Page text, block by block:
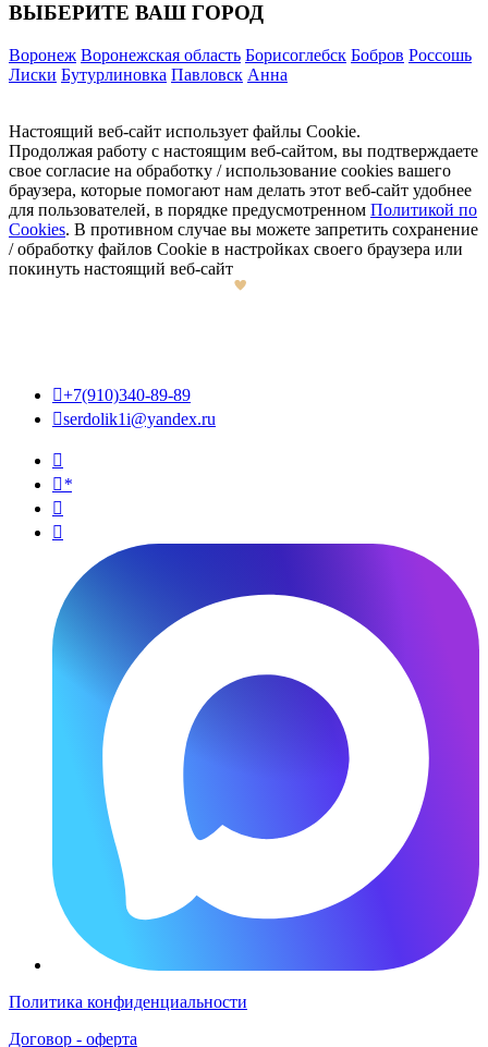
ВЫБЕРИТЕ ВАШ ГОРОД
Воронеж Воронежская область Борисоглебск Бобров Россошь
Лиски Бутурлиновка Павловск Анна
Настоящий веб-сайт использует файлы Cookie.
Продолжая работу с настоящим веб-сайтом, вы подтверждаете
свое согласие на обработку / использование cookies вашего
браузера, которые помогают нам делать этот веб-сайт удобнее
для пользователей, в порядке предусмотренном Политикой по
Cookies. В противном случае вы можете запретить сохранение
/ обработку файлов Cookie в настройках своего браузера или
покинуть настоящий веб-сайт
+7(910)340-89-89
serdolik1i@yandex.ru

*


Политика конфиденциальности
Договор - оферта